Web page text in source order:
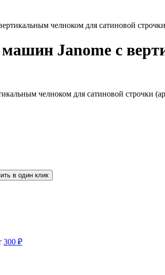
челноком для сатиновой
Janome с
в один клик
300 ₽